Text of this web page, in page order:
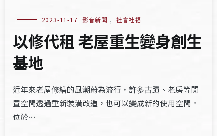
2023-11-17 影音新聞 , 社會社福
以修代租 老屋重生變身創生
基地
近年來老屋修繕的風潮蔚為流行，許多古蹟、老房等閒
置空間透過重新裝潢改造，也可以變成新的使用空間。
位於…